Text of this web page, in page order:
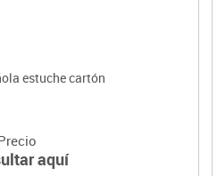
estuche cartón
aquí